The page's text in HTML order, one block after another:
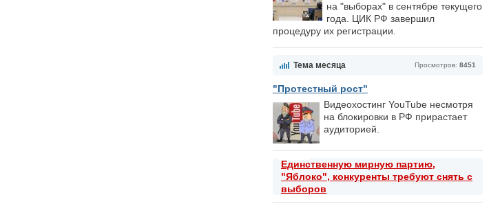
на "выборах" в сентябре текущего
года. ЦИК РФ завершил
процедуру их регистрации.
Просмотров: 8451
Тема месяца
"Протестный рост"
Видеохостинг YouTube несмотря
на блокировки в РФ прирастает
аудиторией.
Единственную мирную партию,
"Яблоко", конкуренты требуют снять с
выборов